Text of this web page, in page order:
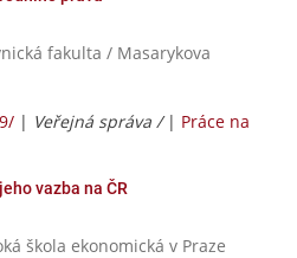
fakulta / Masarykova
| Veřejná správa / | Práce na
vazba na ČR
škola ekonomická v Praze